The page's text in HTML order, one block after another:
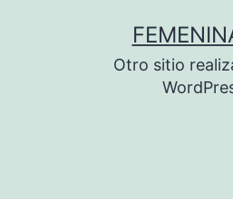
Otro sitio